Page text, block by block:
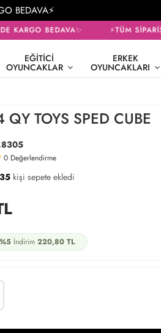
BEDAVA⚡
KARGO BEDAVA✨ ⚡TÜM
EĞITICI
OYUNCAKLAR
ERKEK
OYUNCAKLARI
TOYS SPED CUBE
0 Değerlendirme
35kişi sepete ekledi
9
%5İndirim 220,80TL